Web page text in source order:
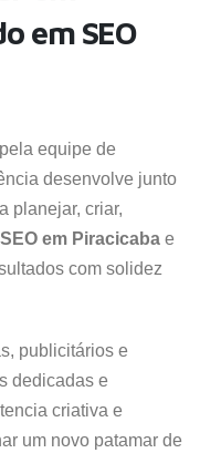
em SEO
equipe de
desenvolve junto
planejar, criar,
SEO em Piracicaba e
com solidez
publicitários e
dedicadas e
criativa e
um novo patamar de